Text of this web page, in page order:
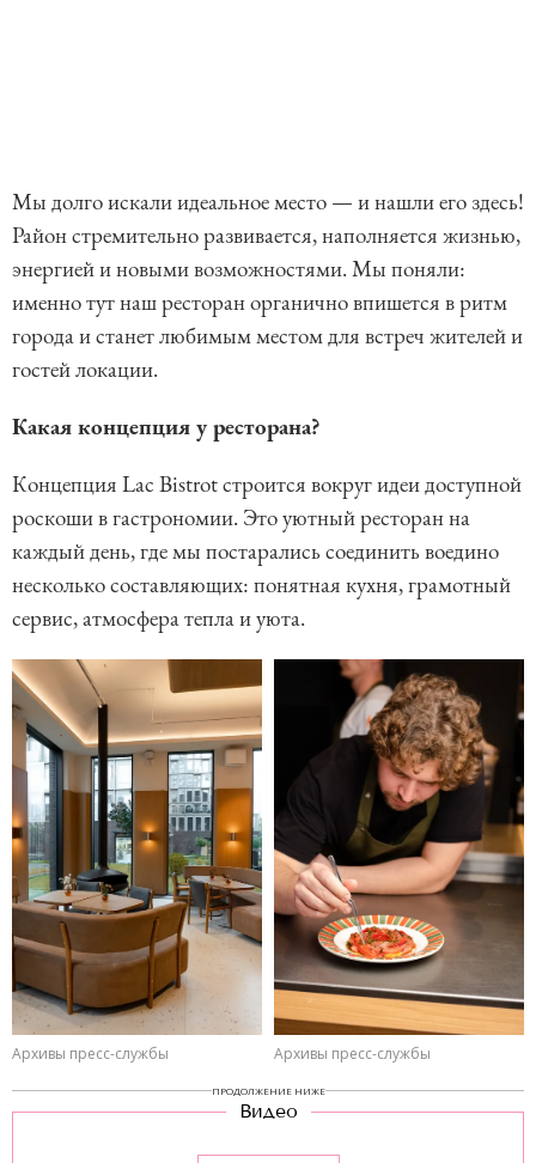
Мы долго искали идеальное место — и нашли его здесь!
Район стремительно развивается, наполняется жизнью,
энергией и новыми возможностями. Мы поняли:
именно тут наш ресторан органично впишется в ритм
города и станет любимым местом для встреч жителей и
гостей локации.
Какая концепция у ресторана?
Концепция Lac Bistrot строится вокруг идеи доступной
роскоши в гастрономии. Это уютный ресторан на
каждый день, где мы постарались соединить воедино
несколько составляющих: понятная кухня, грамотный
сервис, атмосфера тепла и уюта.
Архивы пресс-службы Архивы пресс-службы
ПРОДОЛЖЕНИЕ НИЖЕ
Видео